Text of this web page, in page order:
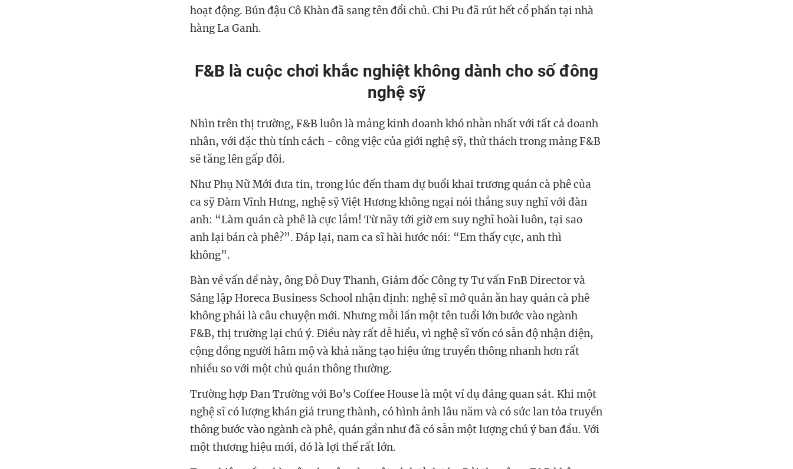
hoạt động. Bún đậu Cô Khàn đã sang tên đổi chủ. Chi Pu đã rút hết cổ phần tại nhà
hàng La Ganh.
F&B là cuộc chơi khắc nghiệt không dành cho số đông
nghệ sỹ
Nhìn trên thị trường, F&B luôn là mảng kinh doanh khó nhằn nhất với tất cả doanh
nhân, với đặc thù tính cách - công việc của giới nghệ sỹ, thử thách trong mảng F&B
sẽ tăng lên gấp đôi.
Như Phụ Nữ Mới đưa tin, trong lúc đến tham dự buổi khai trương quán cà phê của
ca sỹ Đàm Vĩnh Hưng, nghệ sỹ Việt Hương không ngại nói thẳng suy nghĩ với đàn
anh: “Làm quán cà phê là cực lắm! Từ nãy tới giờ em suy nghĩ hoài luôn, tại sao
anh lại bán cà phê?”. Đáp lại, nam ca sĩ hài hước nói: “Em thấy cực, anh thì
không”.
Bàn về vấn dề này, ông Đỗ Duy Thanh, Giám đốc Công ty Tư vấn FnB Director và
Sáng lập Horeca Business School nhận định: nghệ sĩ mở quán ăn hay quán cà phê
không phải là câu chuyện mới. Nhưng mỗi lần một tên tuổi lớn bước vào ngành
F&B, thị trường lại chú ý. Điều này rất dễ hiểu, vì nghệ sĩ vốn có sẵn độ nhận diện,
cộng đồng người hâm mộ và khả năng tạo hiệu ứng truyền thông nhanh hơn rất
nhiều so với một chủ quán thông thường.
Trường hợp Đan Trường với Bo’s Coffee House là một ví dụ đáng quan sát. Khi một
nghệ sĩ có lượng khán giả trung thành, có hình ảnh lâu năm và có sức lan tỏa truyền
thông bước vào ngành cà phê, quán gần như đã có sẵn một lượng chú ý ban đầu. Với
một thương hiệu mới, đó là lợi thế rất lớn.